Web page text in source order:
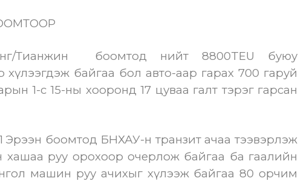
Тианжин боомтод нийт 8800TEU буюу
байгаа бол авто-аар гарах 700 гаруй
1-с 15-ны хооронд 17 цуваа галт тэрэг гарсан
Эрээн боомтод БНХАУ-н транзит ачаа тээвэрлэж
руу орохоор очерлож байгаа ба гаалийн
машин руу ачихыг хүлээж байгаа 80 орчим